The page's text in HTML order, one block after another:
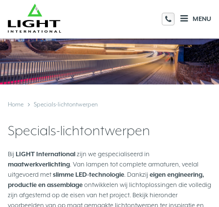
MENU
Home Specials-lichtontwerpen
Specials-lichtontwerpen
Bij LIGHT International zijn we gespecialiseerd in
maatwerkverlichting. Van lampen tot complete armaturen, veelal
uitgevoerd met slimme LED-technologie. Dankzij eigen engineering,
productie en assemblage ontwikkelen wij lichtoplossingen die volledig
zijn afgestemd op de eisen van het project. Bekijk hieronder
voorbeelden van op maat gemaakte lichtontwerpen ter inspiratie en